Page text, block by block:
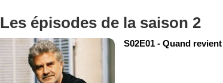
Les épisodes de la saison 2
S02E01 - Quand